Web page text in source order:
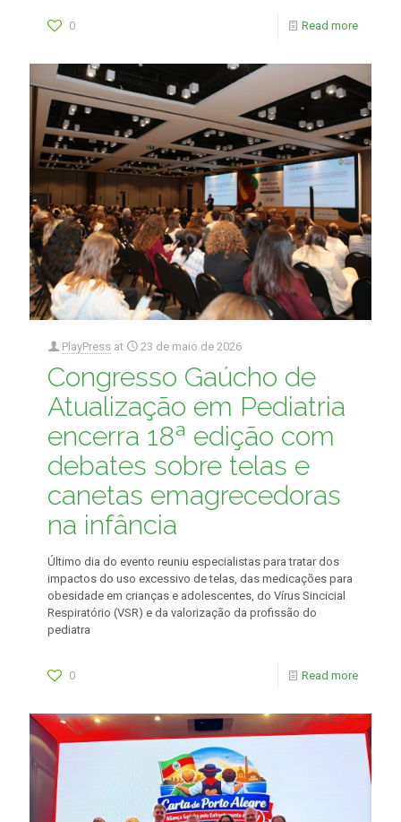
0 Read more
PlayPress at 23 de maio de 2026
Congresso Gaúcho de
Atualização em Pediatria
encerra 18ª edição com
debates sobre telas e
canetas emagrecedoras
na infância
Último dia do evento reuniu especialistas para tratar dos
impactos do uso excessivo de telas, das medicações para
obesidade em crianças e adolescentes, do Vírus Sincicial
Respiratório (VSR) e da valorização da profissão do
pediatra
0 Read more